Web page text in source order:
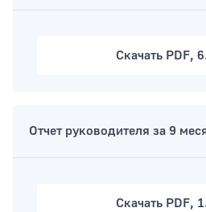
Скачать PDF,
Отчет руководителя за 9
Скачать PDF,